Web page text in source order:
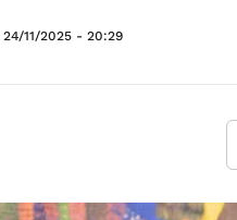
24/11/2025 - 20:29